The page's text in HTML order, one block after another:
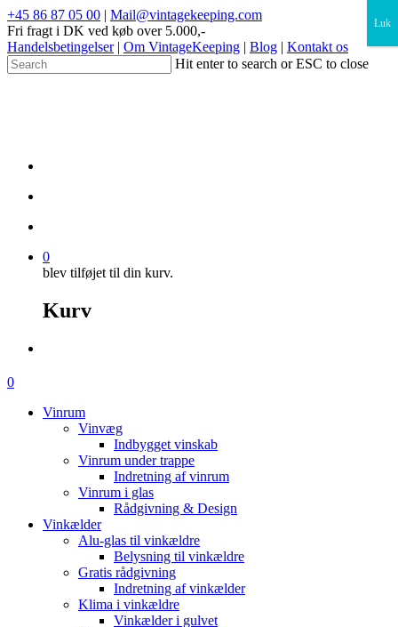
+45 86 87 05 00 | Mail@vintagekeeping.com
Fri fragt i DK ved køb over 5.000,-
Handelsbetingelser| Om VintageKeeping | Blog | Kontakt os
Hit enter to search or ESC to close
0
blev tilføjet til din kurv.
Kurv
0
Vinrum
Vinvæg
Indbygget vinskab
Vinrum under trappe
Indretning af vinrum
Vinrum i glas
Rådgivning & Design
Vinkælder
Alu-glas til vinkældre
Belysning til vinkældre
Gratis rådgivning
Indretning af vinkælder
Klima i vinkældre
Vinkælder i gulvet
×
Luk